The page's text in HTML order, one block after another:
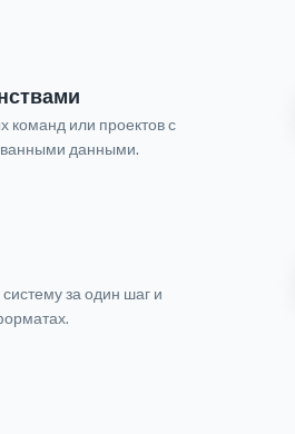
команд или проектов с
данными.
за один шаг и